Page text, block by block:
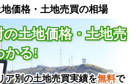
価格・土地売買の相場
土地価格・土地売
かる!
ア別の土地売買実績を無料で